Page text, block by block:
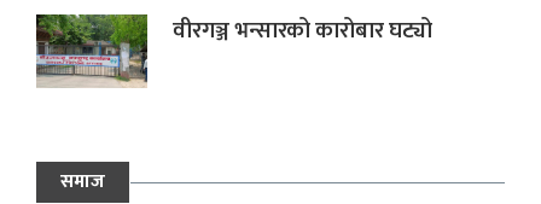
वीरगञ्ज भन्सारको कारोबार घट्यो
समाज